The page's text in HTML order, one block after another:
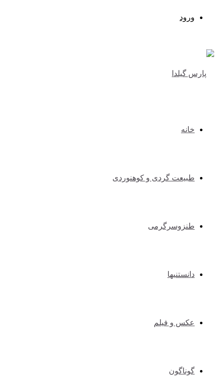
ورود
خانه
طبیعت گردی و کوهنوردی
طنزوسرگرمی
دانستنیها
عکس و فیلم
گوناگون